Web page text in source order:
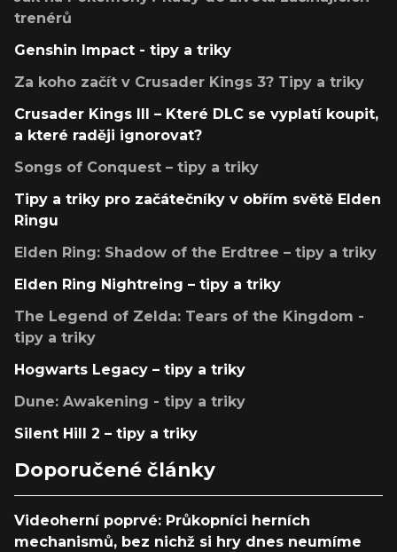
trenérů
Genshin Impact - tipy a triky
Za koho začít v Crusader Kings 3? Tipy a triky
Crusader Kings III – Které DLC se vyplatí koupit,
a které raději ignorovat?
Songs of Conquest – tipy a triky
Tipy a triky pro začátečníky v obřím světě Elden
Ringu
Elden Ring: Shadow of the Erdtree – tipy a triky
Elden Ring Nightreing – tipy a triky
The Legend of Zelda: Tears of the Kingdom -
tipy a triky
Hogwarts Legacy – tipy a triky
Dune: Awakening - tipy a triky
Silent Hill 2 – tipy a triky
Doporučené články
Videoherní poprvé: Průkopníci herních
mechanismů, bez nichž si hry dnes neumíme